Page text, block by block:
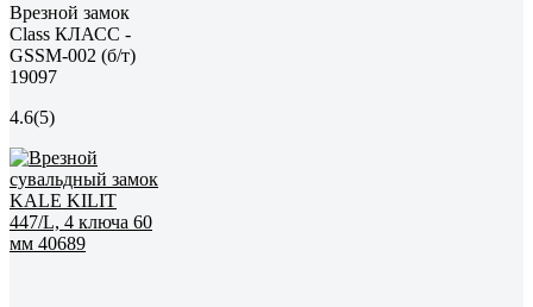
Врезной замок
Class КЛАСС -
GSSM-002 (б/т)
19097
4.6(5)